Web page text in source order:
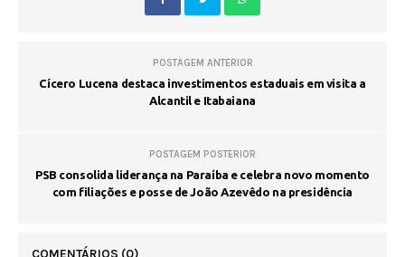
POSTAGEM ANTERIOR
Cícero Lucena destaca investimentos estaduais em visita a
Alcantil e Itabaiana
POSTAGEM POSTERIOR
PSB consolida liderança na Paraíba e celebra novo momento
com filiações e posse de João Azevêdo na presidência
COMENTÁRIOS (0)